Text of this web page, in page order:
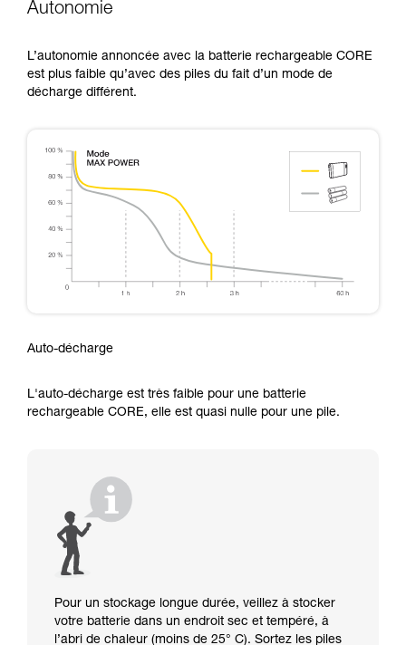
Autonomie
L’autonomie annoncée avec la batterie rechargeable CORE
est plus faible qu’avec des piles du fait d’un mode de
décharge différent.
Auto-décharge
L'auto-décharge est très faible pour une batterie
rechargeable CORE, elle est quasi nulle pour une pile.
Pour un stockage longue durée, veillez à stocker
votre batterie dans un endroit sec et tempéré, à
l’abri de chaleur (moins de 25° C). Sortez les piles